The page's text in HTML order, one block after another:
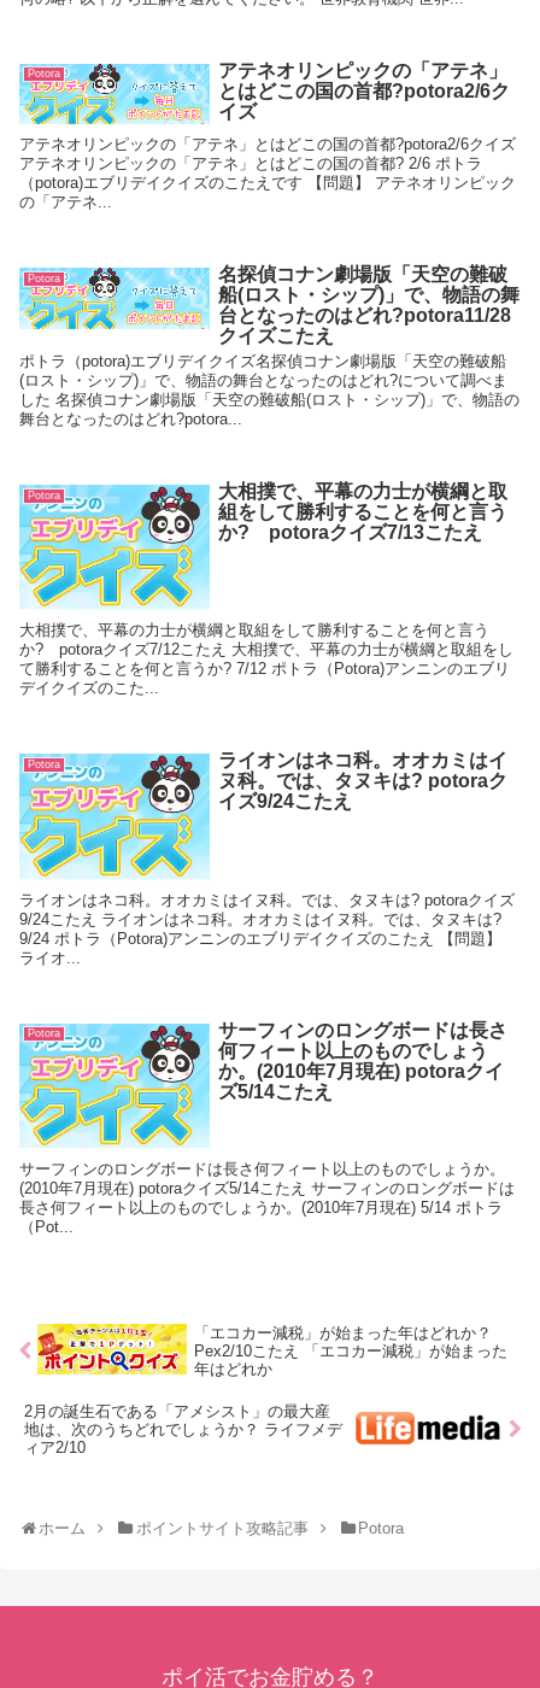
Potora
アテネオリンピックの「アテネ」
とはどこの国の首都?potora2/6ク
イズ
アテネオリンピックの「アテネ」とはどこの国の首都?potora2/6クイズ
アテネオリンピックの「アテネ」とはどこの国の首都? 2/6 ポトラ
（potora)エブリデイクイズのこたえです 【問題】 アテネオリンピック
の「アテネ...
Potora
名探偵コナン劇場版「天空の難破
船(ロスト・シップ)」で、物語の舞
台となったのはどれ?potora11/28
クイズこたえ
ポトラ（potora)エブリデイクイズ名探偵コナン劇場版「天空の難破船
(ロスト・シップ)」で、物語の舞台となったのはどれ?について調べま
した 名探偵コナン劇場版「天空の難破船(ロスト・シップ)」で、物語の
舞台となったのはどれ?potora...
Potora
大相撲で、平幕の力士が横綱と取
組をして勝利することを何と言う
か? potoraクイズ7/13こたえ
大相撲で、平幕の力士が横綱と取組をして勝利することを何と言う
か? potoraクイズ7/12こたえ 大相撲で、平幕の力士が横綱と取組をし
て勝利することを何と言うか? 7/12 ポトラ（Potora)アンニンのエブリ
デイクイズのこた...
Potora
ライオンはネコ科。オオカミはイ
ヌ科。では、タヌキは? potoraク
イズ9/24こたえ
ライオンはネコ科。オオカミはイヌ科。では、タヌキは? potoraクイズ
9/24こたえ ライオンはネコ科。オオカミはイヌ科。では、タヌキは?
9/24 ポトラ（Potora)アンニンのエブリデイクイズのこたえ 【問題】
ライオ...
Potora
サーフィンのロングボードは長さ
何フィート以上のものでしょう
か。(2010年7月現在) potoraクイ
ズ5/14こたえ
サーフィンのロングボードは長さ何フィート以上のものでしょうか。
(2010年7月現在) potoraクイズ5/14こたえ サーフィンのロングボードは
長さ何フィート以上のものでしょうか。(2010年7月現在) 5/14 ポトラ
（Pot...
「エコカー減税」が始まった年はどれか？
Pex2/10こたえ 「エコカー減税」が始まった
年はどれか
2月の誕生石である「アメシスト」の最大産
地は、次のうちどれでしょうか？ ライフメデ
ィア2/10
ホーム ポイントサイト攻略記事 Potora
ポイ活でお金貯める？